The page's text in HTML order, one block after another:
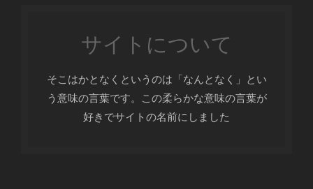
サイトについて
そこはかとなくというのは「なんとなく」とい
う意味の言葉です。この柔らかな意味の言葉が
好きでサイトの名前にしました